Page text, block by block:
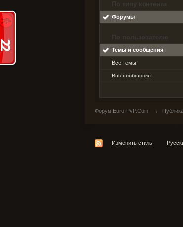
По типу контента
Форумы
По пользователю
Темы и сообщения
Все темы
Все сообщения
Форум Euro-PvP.Com →
Изменить стиль